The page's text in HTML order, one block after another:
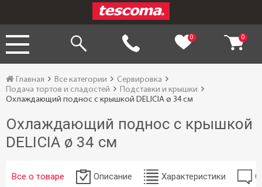
0 0
Главная Все категории
Сервировка
Подача тортов и сладостей
Подставки и крышки
Охлаждающий поднос с крышкой DELICIA ø 34 см
Охлаждающий поднос с крышкой
DELICIA ø 34 см
Все о товаре Описание Характеристики